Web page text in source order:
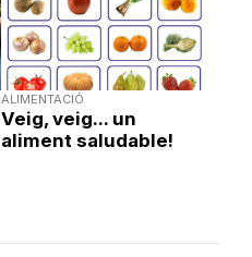
ALIMENTACIÓ
Veig, veig... un
aliment saludable!